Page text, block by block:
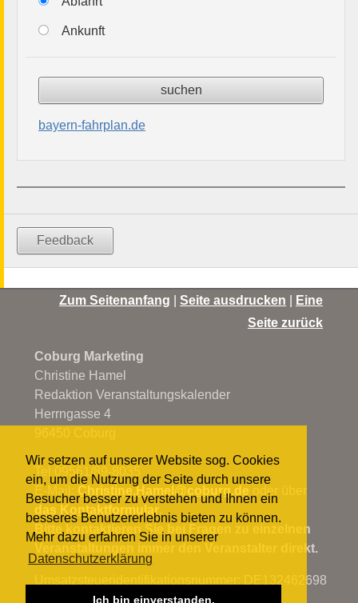
Wir setzen auf unserer Website sog. Cookies
ein, um die Nutzung der Seite durch unsere
Besucher besser zu verstehen und Ihnen ein
besseres Benutzererlebnis bieten zu können.
Mehr dazu erfahren Sie in unserer
Datenschutzerklärung
Ich bin einverstanden.
Ankunft
bayern-fahrplan.de
Feedback
Zum Seitenanfang |Seite ausdrucken
Eine
Seite zurück
Coburg Marketing
Christine Hamel
Redaktion Veranstaltungskalender
Herrngasse 4
Tel 09561/89-8035
E-Mail: Christine.Hamel@coburg.de oder über
das Kontaktformular
Bitte kontaktieren Sie bei Fragen zu einzelnen
Veranstaltungen immer den Veranstalter direkt.
Umsatzsteueridentifikationsnummer: DE132462698